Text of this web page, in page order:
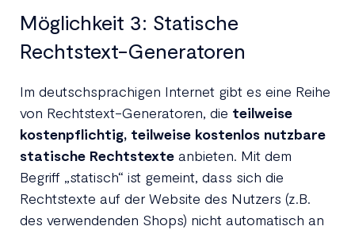
Möglichkeit 3: Statische
Rechtstext-Generatoren
Im deutschsprachigen Internet gibt es eine Reihe
von Rechtstext-Generatoren, die teilweise
kostenpflichtig, teilweise kostenlos nutzbare
statische Rechtstexteanbieten. Mit dem
Begriff „statisch“ ist gemeint, dass sich die
Rechtstexte auf der Website des Nutzers (z.B.
des verwendenden Shops) nicht automatisch an